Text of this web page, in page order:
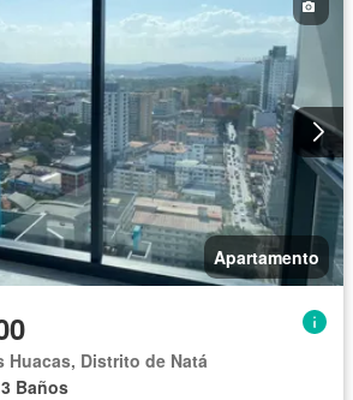
Apartamento
Huacas, Distrito de Natá
3 Baños